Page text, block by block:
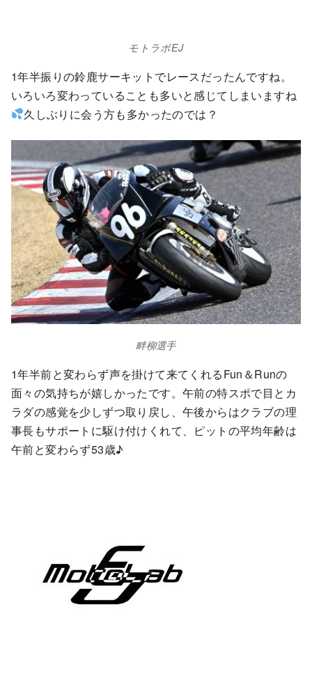
モトラボEJ
1年半振りの鈴鹿サーキットでレースだったんですね。
いろいろ変わっていることも多いと感じてしまいますね
久しぶりに会う方も多かったのでは？
畔柳選手
1年半前と変わらず声を掛けて来てくれるFun＆Runの
面々の気持ちが嬉しかったです。午前の特スポで目とカ
ラダの感覚を少しずつ取り戻し、午後からはクラブの理
事長もサポートに駆け付けくれて、ピットの平均年齢は
午前と変わらず53歳♪